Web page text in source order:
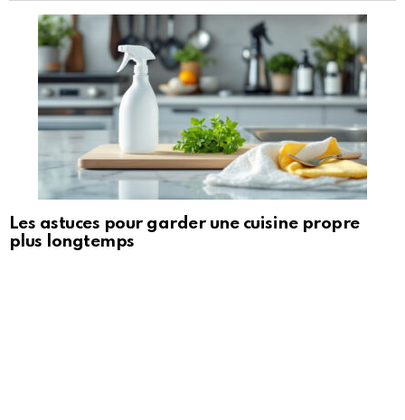
Les astuces pour garder une cuisine propre
plus longtemps